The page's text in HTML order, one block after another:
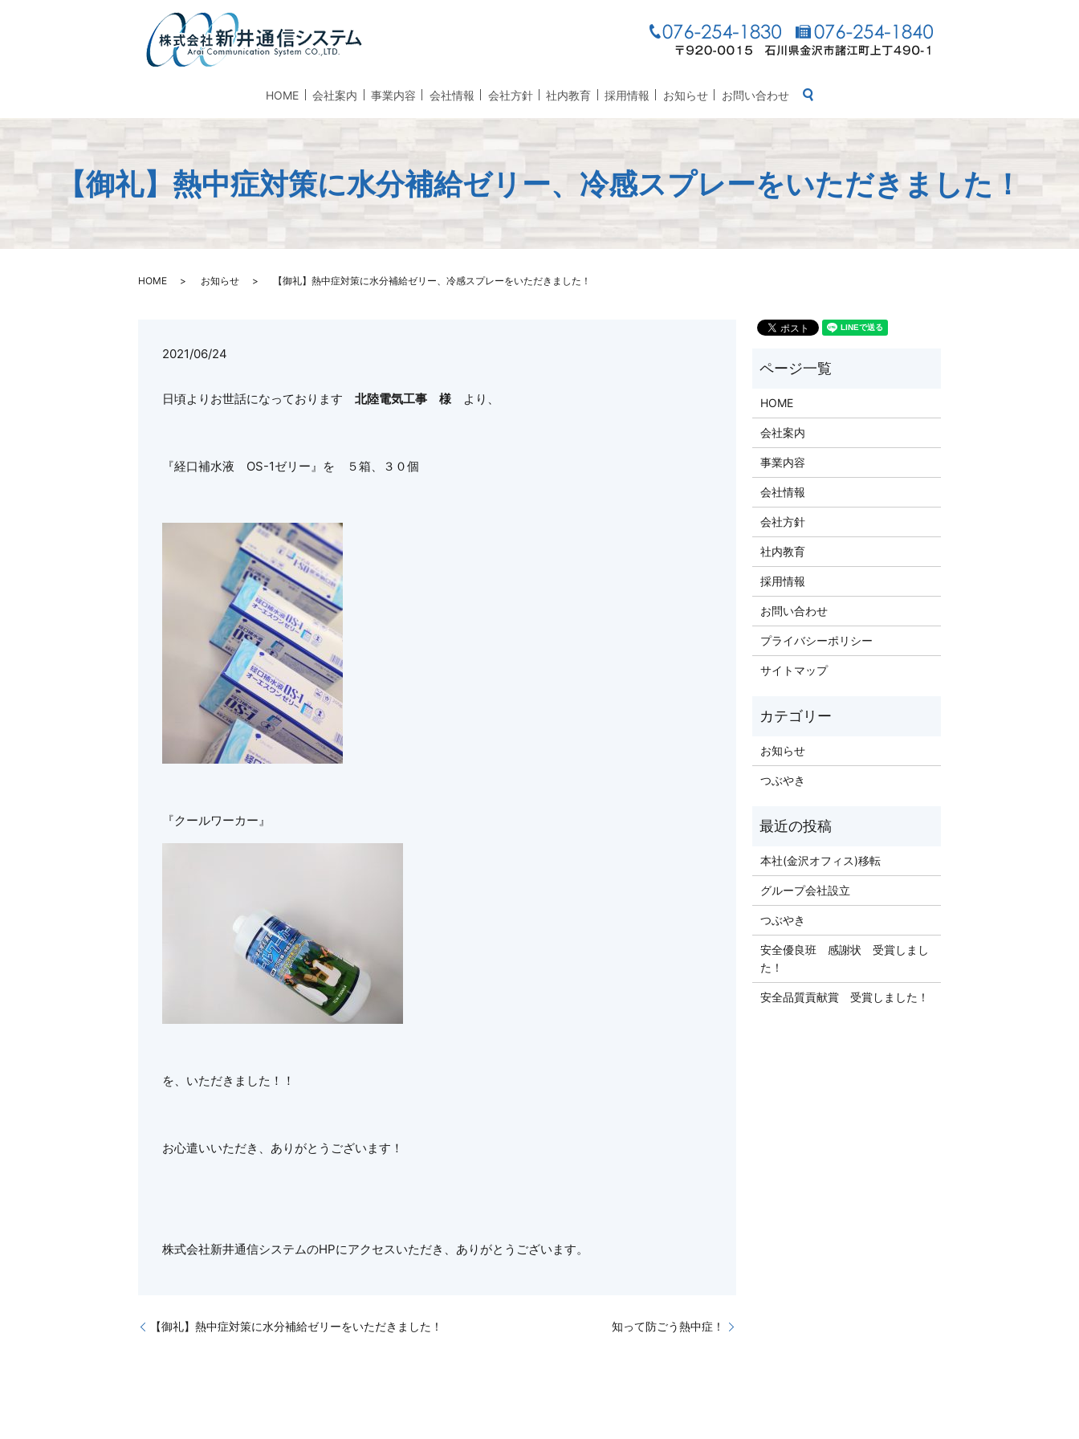
HOME 会社案内 事業内容 会社情報 会社方針 社内教育 採用情報 お知らせ お問い合わせ
【御礼】熱中症対策に水分補給ゼリー、冷感スプレーをいただきました！
HOME お知らせ 【御礼】熱中症対策に水分補給ゼリー、冷感スプレーをいただきました！
2021/06/24
日頃よりお世話になっております 北陸電気工事 様 より、
『経口補水液 OS-1ゼリー』を ５箱、３０個
『クールワーカー』
を、いただきました！！
お心遣いいただき、ありがとうございます！
株式会社新井通信システムのHPにアクセスいただき、ありがとうございます。
【御礼】熱中症対策に水分補給ゼリーをいただきました！ 知って防ごう熱中症！
HOME
会社案内
事業内容
会社情報
会社方針
社内教育
採用情報
お問い合わせ
プライバシーポリシー
サイトマップ
お知らせ
つぶやき
本社(金沢オフィス)移転
グループ会社設立
つぶやき
安全優良班 感謝状 受賞しまし
た！
安全品質貢献賞 受賞しました！